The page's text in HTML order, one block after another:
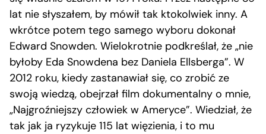
lat nie słyszałem, by mówił tak ktokolwiek inny. A
wkrótce potem tego samego wyboru dokonał
Edward Snowden. Wielokrotnie podkreślał, że „nie
byłoby Eda Snowdena bez Daniela Ellsberga”. W
2012 roku, kiedy zastanawiał się, co zrobić ze
swoją wiedzą, obejrzał film dokumentalny o mnie,
„Najgroźniejszy człowiek w Ameryce”. Wiedział, że
tak jak ja ryzykuje 115 lat więzienia, i to mu